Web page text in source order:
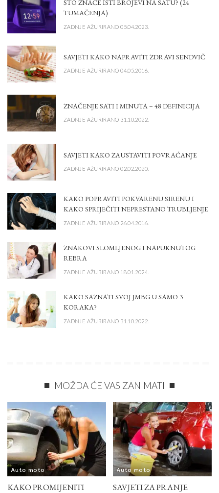
ŠTO ZNAČE ISTI BROJEVI NA SATU? (24
TUMAČENJA)
ZADNJE AŽURIRANO 05.04.2023.
SAVJETI KAKO NAPRAVITI ZDRAVI SENDVIČ
ZADNJE AŽURIRANO 04.05.2016.
ZNAČENJE SATI I MINUTA – 48 DEFINICIJA
ZADNJE AŽURIRANO 31.10.2022.
SAVJETI KAKO ZAUSTAVITI POVRAĆANJE
ZADNJE AŽURIRANO 02.02.2020.
KAKO POPRAVITI POKVARENU SIRENU I
KAKO SPRIJEČITI NEPRESTANO TRUBLJENJE
ZADNJE AŽURIRANO 26.04.2016.
ZNAKOVI SLOMLJENOG I NAPUKNUTOG
REBRA
ZADNJE AŽURIRANO 18.01.2024.
KAKO SAZNATI SVOJ JMBG U SAMO 3
KORAKA?
ZADNJE AŽURIRANO 31.10.2022.
MOŽDA ĆE VAS ZANIMATI
Auto moto
KAKO PROMIJENITI
Auto moto
SAVJETI ZA PRANJE